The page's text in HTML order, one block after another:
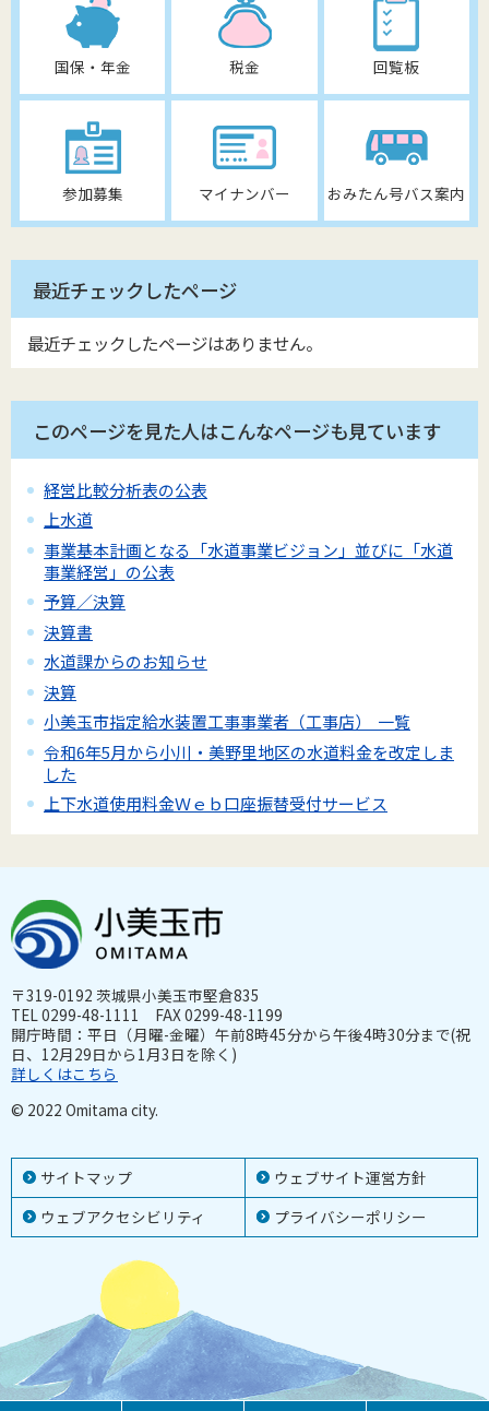
国保・年金 税金 回覧板
参加募集 マイナンバー おみたん号バス案内
最近チェックしたページ
最近チェックしたページはありません。
このページを見た人はこんなページも見ています
経営比較分析表の公表
上水道
事業基本計画となる「水道事業ビジョン」並びに「水道
事業経営」の公表
予算／決算
決算書
水道課からのお知らせ
決算
小美玉市指定給水装置工事事業者（工事店） 一覧
令和6年5月から小川・美野里地区の水道料金を改定しま
した
上下水道使用料金Ｗｅｂ口座振替受付サービス
サイトマップ
ウェブサイト運営方針
ウェブアクセシビリティ
プライバシーポリシー
〒319-0192 茨城県小美玉市堅倉835
TEL 0299-48-1111 FAX 0299-48-1199
開庁時間：平日（月曜-金曜）午前8時45分から午後4時30分まで(祝
日、12月29日から1月3日を除く)
詳しくはこちら
© 2022 Omitama city.